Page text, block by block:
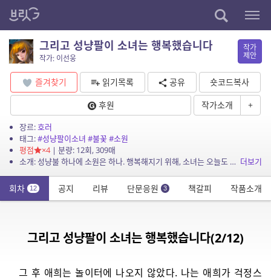
그리고 성냥팔이 소녀는 행복했습니다
작가: 이선웅
작가
제안
즐겨찾기 읽기목록 공유
숏코드복사
후원
작가소개 +
장르:호러
태그:#성냥팔이소녀 #불꽃#소원
평점
×4| 분량: 12회, 309매
소개: 성냥불 하나에 소원은 하나. 행복해지기 위해, 소녀는 오늘도 성냥에 불을 붙인다. 더보기
회차 12 공지 리뷰 단문응원 3 책갈피 작품소개
그리고 성냥팔이 소녀는 행복했습니다(2/12)
그 후 애희는 놀이터에 나오지 않았다. 나는 애희가 걱정스